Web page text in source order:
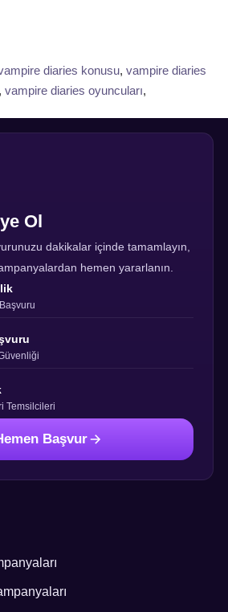
diaries konusu, vampire diaries
, vampire diaries oyuncuları,
Ol
dakikalar içinde tamamlayın,
hemen yararlanın.
Temsilcileri
Başvur